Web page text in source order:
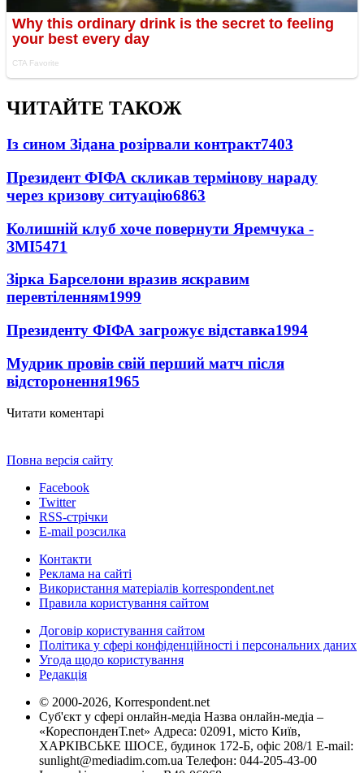
ЧИТАЙТЕ ТАКОЖ
Із сином Зідана розірвали контракт7403
Президент ФІФА скликав термінову нараду
через кризову ситуацію6863
Колишній клуб хоче повернути Яремчука -
ЗМІ5471
Зірка Барселони вразив яскравим
перевтіленням1999
Президенту ФІФА загрожує відставка1994
Мудрик провів свій перший матч після
відсторонення1965
Читати коментарі
Повна версія сайту
Facebook
Twitter
RSS-стрічки
E-mail розсилка
Контакти
Реклама на сайті
Використання матеріалів korrespondent.net
Правила користування сайтом
Договір користування сайтом
Політика у сфері конфіденційності і персональних даних
Угода щодо користування
Редакція
© 2000-2026, Korrespondent.net
Суб'єкт у сфері онлайн-медіа Назва онлайн-медіа –
«КореспонденТ.net» Адреса: 02091, місто Київ,
ХАРКІВСЬКЕ ШОСЕ, будинок 172-Б, офіс 208/1 E-mail:
sunlight@mediadim.com.ua Телефон: 044-205-43-00